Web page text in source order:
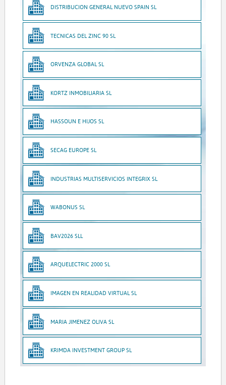
DISTRIBUCION GENERAL NUEVO SPAIN SL
TECNICAS DEL ZINC 90 SL
ORVENZA GLOBAL SL
KORTZ INMOBILIARIA SL
HASSOUN E HIJOS SL
SECAG EUROPE SL
INDUSTRIAS MULTISERVICIOS INTEGRIX SL
WABONUS SL
BAV2026 SLL
ARQUELECTRIC 2000 SL
IMAGEN EN REALIDAD VIRTUAL SL
MARIA JIMENEZ OLIVA SL
KRIMDA INVESTMENT GROUP SL